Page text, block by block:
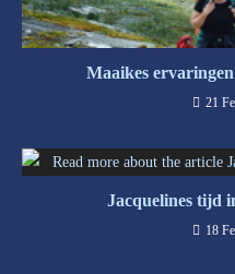
Maaikes
21
Jacquelines tijd
18